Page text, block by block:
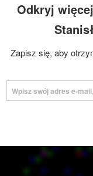
Odkryj
Zapisz się, aby
Wpisz swój adres e-mail…